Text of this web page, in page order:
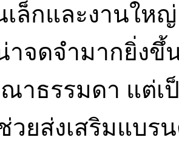
เล็กและงานให
าจดจำมากยิ่งขึ้
าธรรมดา แต่เ
วยส่งเสริมแบร